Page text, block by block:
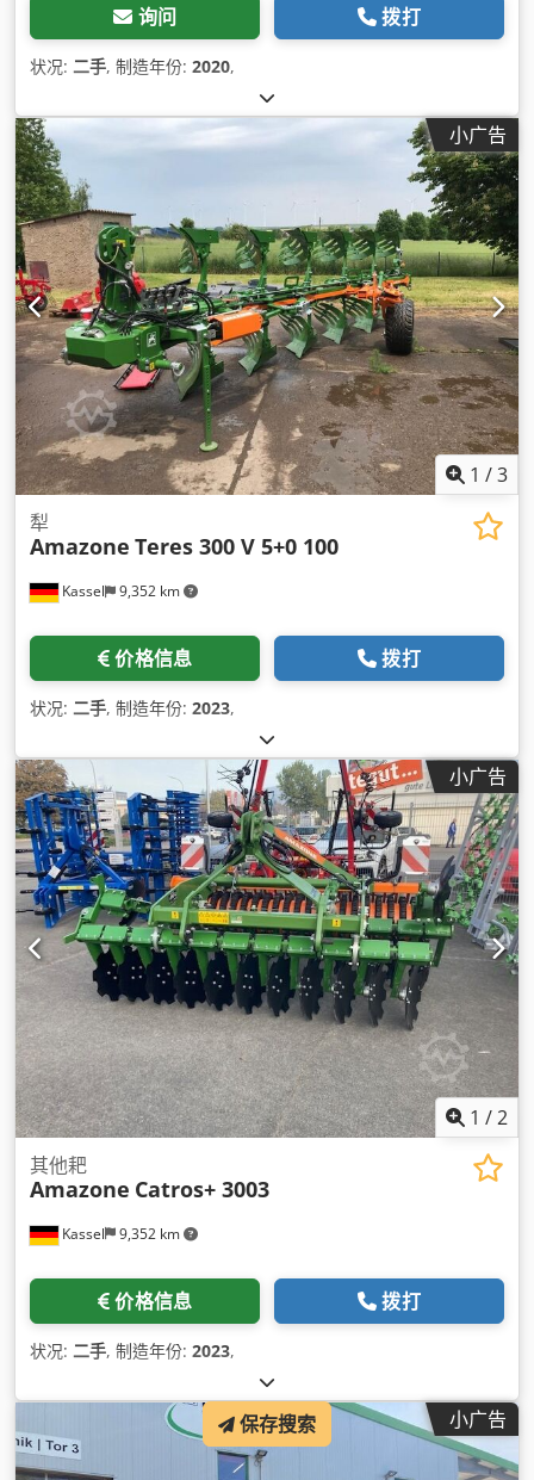
询问 拨打
状况: 二手, 制造年份: 2020,
小广告
1 /3
Kassel 9,352 km
犁
Amazone Teres 300 V 5+0 100
价格信息 拨打
状况: 二手, 制造年份: 2023,
小广告
1 /2
Kassel 9,352 km
其他耙
Amazone Catros+ 3003
价格信息 拨打
状况: 二手, 制造年份: 2023,
小广告
保存搜索